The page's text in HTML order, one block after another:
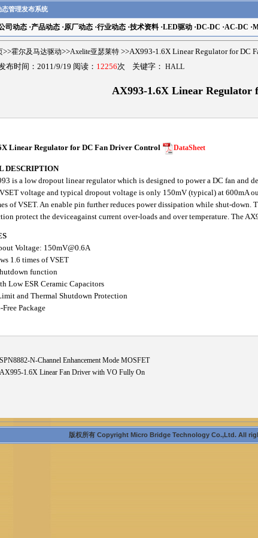
管理发布系统
司动态·产品动态·原厂动态·行业动态·技术资料·LED驱动·DC-DC ·AC-DC ·
>>霍尔及马达驱动>>Axelite亚瑟莱特 >>AX993-1.6X Linear Regulator for DC
布时间：2011/9/19 阅读： 12256次 关键字： HALL
AX993-1.6X Linear Regulator
Linear Regulator for DC Fan Driver Control DataSheet
DESCRIPTION
is a low dropout linear regulator which is designed to power a DC fan and
voltage and typical dropout voltage is only 150mV (typical) at 600mA
of VSET. An enable pin further reduces power dissipation while shut-
protect the deviceagainst current over-loads and over temperature. The
Voltage: 150mV@0.6A
1.6 times of VSET
function
Low ESR Ceramic Capacitors
and Thermal Shutdown Protection
Free Package
SPN8882-N-Channel Enhancement Mode MOSFET
AX995-1.6X Linear Fan Driver with VO Fully On
版权所有 Copyright Micro Bridge Technology Co.,Ltd. All